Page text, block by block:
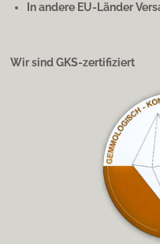
In andere EU-Länder
Wir sind GKS-zertifiziert